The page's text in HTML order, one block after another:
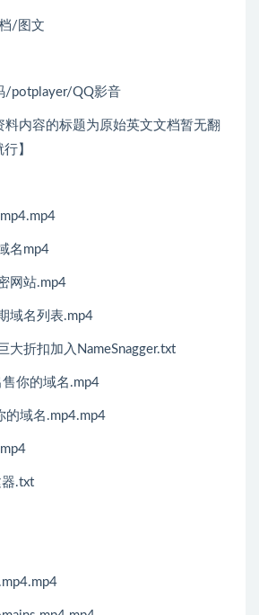
/图文
/potplayer/QQ影音
料内容的标题为原始英文文档暂无翻
】
名mp4
网站.mp4
域名列表.mp4
大折扣加入NameSnagger.txt
你的域名.mp4
的域名.mp4.mp4
器.txt